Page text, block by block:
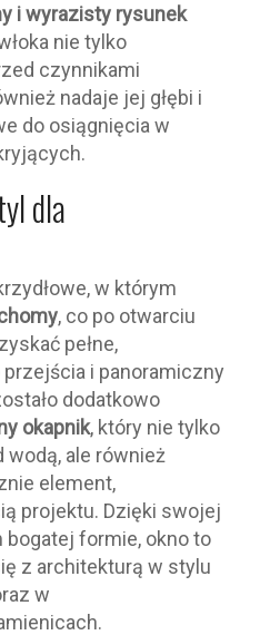
i wyrazisty rysunek
nie tylko
czynnikami
nadaje jej głębi i
do osiągnięcia w
dla
w którym
, co po otwarciu
pełne,
i panoramiczny
dodatkowo
okapnik, który nie tylko
ale również
element,
projektu. Dzięki swojej
bogatej formie, okno to
z architekturą w stylu
w